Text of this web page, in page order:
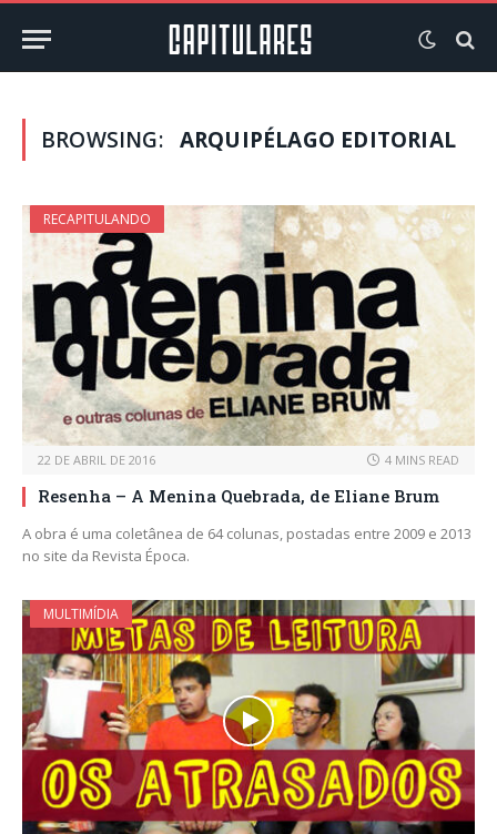
BROWSING: ARQUIPÉLAGO EDITORIAL
RECAPITULANDO
22 DE ABRIL DE 2016 4 MINS READ
Resenha – A Menina Quebrada, de Eliane Brum
A obra é uma coletânea de 64 colunas, postadas entre 2009 e 2013
no site da Revista Época.
MULTIMÍDIA